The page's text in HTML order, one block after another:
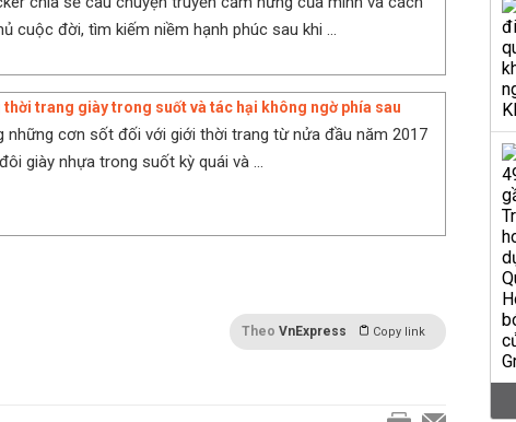
cuộc đời, tìm kiếm niềm hạnh phúc sau khi ...
thời trang giày trong suốt và tác hại không ngờ phía sau
những cơn sốt đối với giới thời trang từ nửa đầu năm 2017
giày nhựa trong suốt kỳ quái và ...
Theo VnExpress Copy link